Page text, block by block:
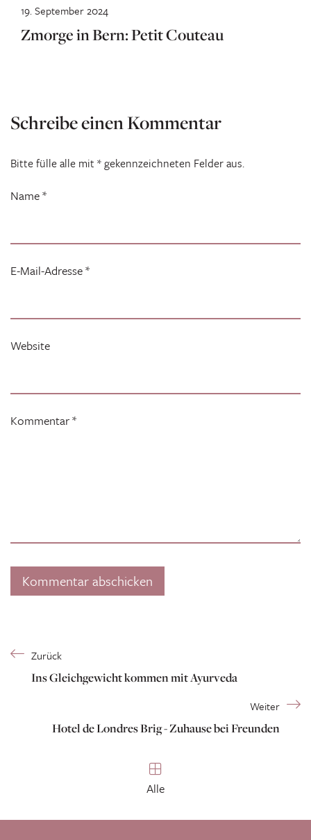
Zmorge in Bern: Petit Couteau
19. September 2024
Schreibe einen Kommentar
Bitte fülle alle mit * gekennzeichneten Felder aus.
Name*
E-Mail-Adresse*
Website
Kommentar*
Zurück
Ins Gleichgewicht kommen mit Ayurveda
Alle
Weiter
Hotel de Londres Brig - Zuhause bei Freunden